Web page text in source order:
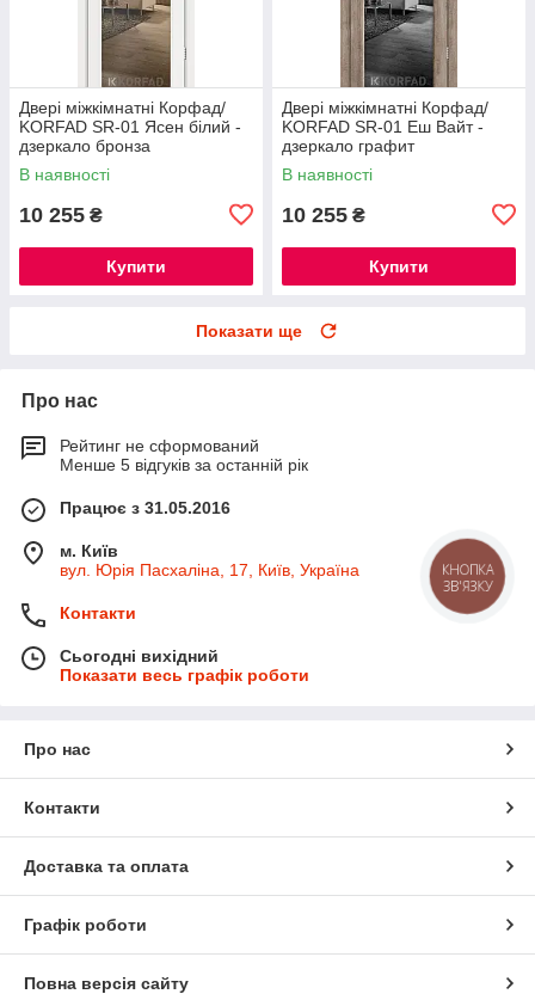
Двері міжкімнатні Корфад/
KORFAD SR-01 Ясен білий -
дзеркало бронза
В наявності
10 255 ₴
Купити
Двері міжкімнатні Корфад/
KORFAD SR-01 Еш Вайт -
дзеркало графит
В наявності
10 255 ₴
Купити
Показати ще
Про нас
Рейтинг не сформований
Менше 5 відгуків за останній рік
Працює з 31.05.2016
м. Київ
вул. Юрія Пасхаліна, 17, Київ, Україна
Контакти
Сьогодні вихідний
Показати весь графік роботи
Про нас
Контакти
Доставка та оплата
Графік роботи
Повна версія сайту
КНОПКА
ЗВ'ЯЗКУ